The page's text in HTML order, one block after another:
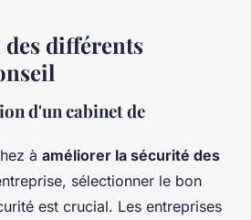
différents
d'un cabinet de
à améliorer la sécurité des
sélectionner le bon
est crucial. Les entreprises